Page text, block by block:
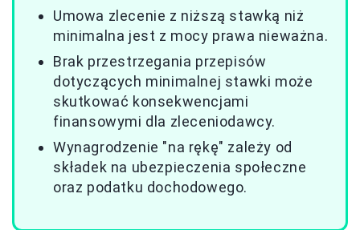
Umowa zlecenie z niższą stawką niż
minimalna jest z mocy prawa nieważna.
Brak przestrzegania przepisów
dotyczących minimalnej stawki może
skutkować konsekwencjami
finansowymi dla zleceniodawcy.
Wynagrodzenie "na rękę" zależy od
składek na ubezpieczenia społeczne
oraz podatku dochodowego.